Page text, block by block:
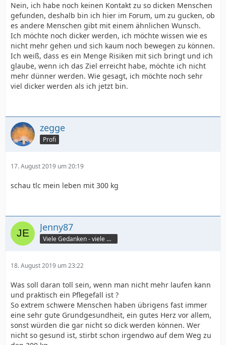
Nein, ich habe noch keinen Kontakt zu so dicken Menschen
gefunden, deshalb bin ich hier im Forum, um zu gucken, ob
es andere Menschen gibt mit einem ähnlichen Wunsch.
Ich möchte noch dicker werden, ich möchte wissen wie es
nicht mehr gehen und sich kaum noch bewegen zu können.
Ich weiß, dass es ein Menge Risiken mit sich bringt und ich
glaube, wenn ich das Ziel erreicht habe, möchte ich nicht
mehr dünner werden. Wie gesagt, ich möchte noch sehr
viel dicker werden als ich jetzt bin.
zegge
Profi
17. August 2019 um 20:19
schau tlc mein leben mit 300 kg
Jenny87
Viele Gedanken - viele Worte
18. August 2019 um 23:22
Was soll daran toll sein, wenn man nicht mehr laufen kann
und praktisch ein Pflegefall ist ?
So extrem schwere Menschen haben übrigens fast immer
eine sehr gute Grundgesundheit, ein gutes Herz vor allem,
sonst würden die gar nicht so dick werden können. Wer
nicht so gesund ist, stirbt schon irgendwo auf dem Weg zu